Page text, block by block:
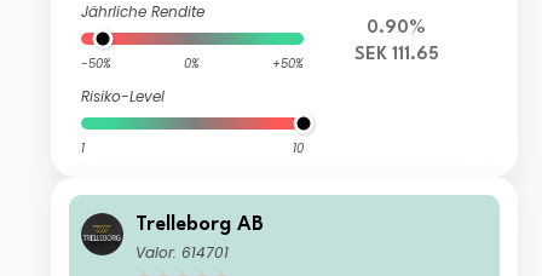
Jährliche Rendite
-50% 0% +50%
Risiko-Level
1 10
0.90%
SEK 111.65
Trelleborg AB
Valor: 614701